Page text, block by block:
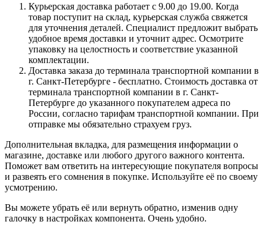
Курьерская доставка работает с 9.00 до 19.00. Когда
товар поступит на склад, курьерская служба свяжется
для уточнения деталей. Специалист предложит выбрать
удобное время доставки и уточнит адрес. Осмотрите
упаковку на целостность и соответствие указанной
комплектации.
Доставка заказа до терминала транспортной компании в
г. Санкт-Петербурге - бесплатно. Стоимость доставка от
терминала транспортной компании в г. Санкт-
Петербурге до указанного покупателем адреса по
России, согласно тарифам транспортной компании. При
отправке мы обязательно страхуем груз.
Дополнительная вкладка, для размещения информации о
магазине, доставке или любого другого важного контента.
Поможет вам ответить на интересующие покупателя вопросы
и развеять его сомнения в покупке. Используйте её по своему
усмотрению.
Вы можете убрать её или вернуть обратно, изменив одну
галочку в настройках компонента. Очень удобно.